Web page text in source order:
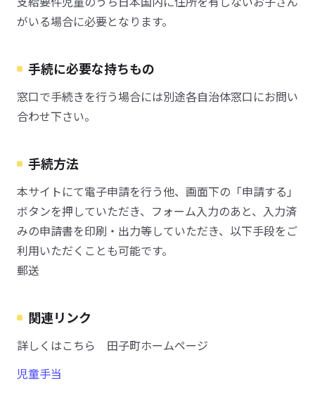
がいる場合に必要となります。
手続に必要な持ちもの
窓口で手続きを行う場合には別途各自治体窓口にお問い
合わせ下さい。
手続方法
本サイトにて電子申請を行う他、画面下の「申請する」
ボタンを押していただき、フォーム入力のあと、入力済
みの申請書を印刷・出力等していただき、以下手段をご
利用いただくことも可能です。
郵送
関連リンク
詳しくはこちら 田子町ホームページ
児童手当